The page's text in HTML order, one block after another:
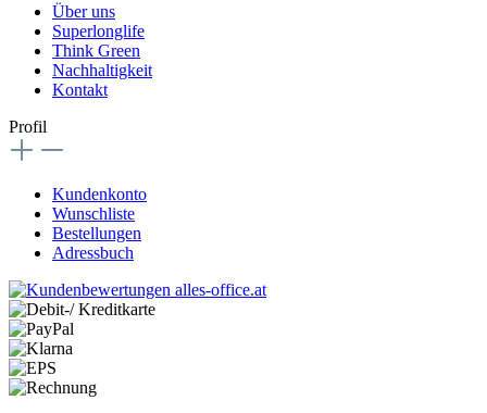
Über uns
Superlonglife
Think Green
Nachhaltigkeit
Kontakt
Profil
Kundenkonto
Wunschliste
Bestellungen
Adressbuch